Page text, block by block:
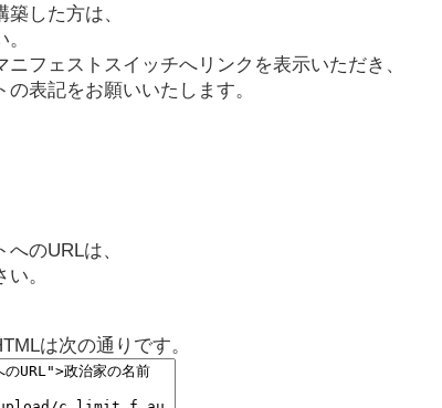
した方は、
フェストスイッチへリンクを表示いただき、
表記をお願いいたします。
のURLは、
。
は次の通りです。